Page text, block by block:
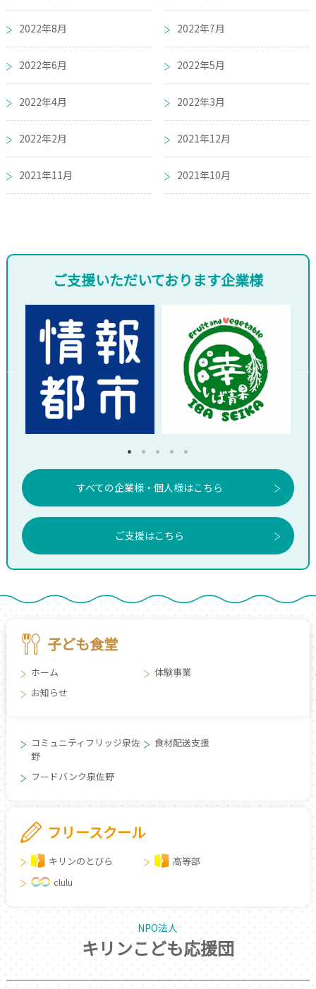
2022年8月 2022年7月
2022年6月 2022年5月
2022年4月 2022年3月
2022年2月 2021年12月
2021年11月 2021年10月
ご支援いただいております企業様
すべての企業様・個人様はこちら
ご支援はこちら
子ども食堂
ホーム
体験事業
お知らせ
コミュニティフリッジ泉佐
野
食材配送支援
フードバンク泉佐野
フリースクール
キリンのとびら
高等部
clulu
NPO法人
キリンこども応援団